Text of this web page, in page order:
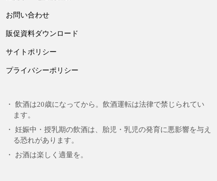
お問い合わせ
販促資料ダウンロード
サイトポリシー
プライバシーポリシー
飲酒は20歳になってから。飲酒運転は法律で禁じられてい
ます。
妊娠中・授乳期の飲酒は、胎児・乳児の発育に悪影響を与え
る恐れがあります。
お酒は楽しく適量を。